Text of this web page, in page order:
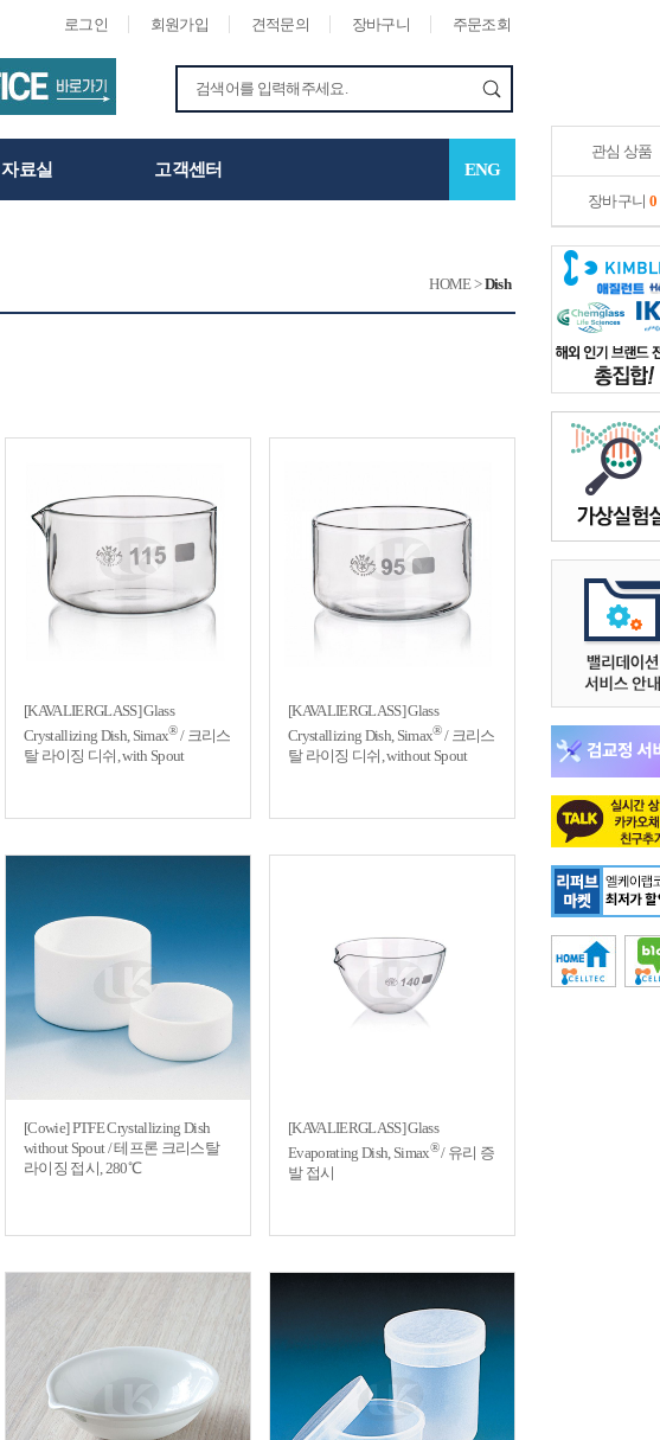
로그인 회원가입 견적문의 장바구니 주문조회
관심 상품
장바구니 0
자료실 고객센터 ENG
HOME>Dish
[KAVALIERGLASS] Glass
Crystallizing Dish, Simax®/ 크리스
탈 라이징 디쉬, with Spout
[KAVALIERGLASS] Glass
Crystallizing Dish, Simax®/ 크리스
탈 라이징 디쉬, without Spout
[Cowie] PTFE Crystallizing Dish
without Spout / 테프론 크리스탈
라이징 접시, 280℃
[KAVALIERGLASS] Glass
Evaporating Dish, Simax®/ 유리 증
발 접시